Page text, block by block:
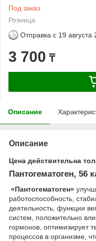
Под заказ
Розница
Отправка с 19 августа
3 700 ₸
Описание
Описание
Цена действительна
Пантогематоген, 56
«Пантогематоген»
работоспособность,
деятельность, функции
систем, положительно
гормонов, оптимизирует
процессов в организме,